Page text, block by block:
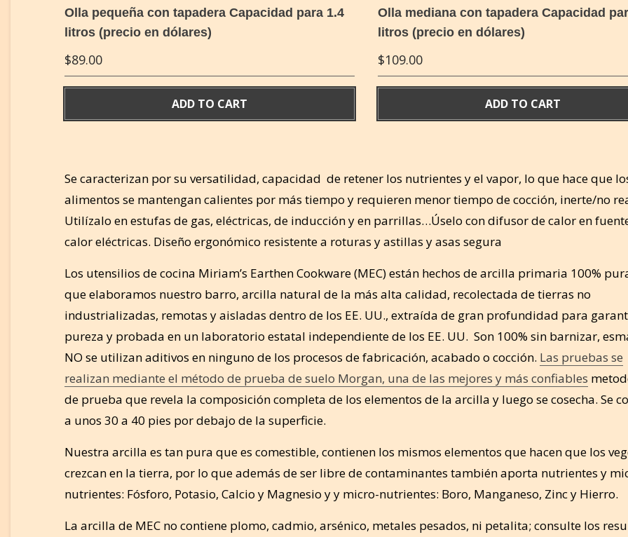
Olla pequeña con tapadera Capacidad para 1.4
litros (precio en dólares)
$89.00
ADD TO CART
Olla mediana con tapadera Capacidad
litros (precio en dólares)
$109.00
ADD TO CART
Se caracterizan por su versatilidad, capacidad de retener los nutrientes y el vapor, lo que hace que
alimentos se mantengan calientes por más tiempo y requieren menor tiempo de cocción, inerte/no
Utilízalo en estufas de gas, eléctricas, de inducción y en parrillas…Úselo con difusor de calor en
calor eléctricas. Diseño ergonómico resistente a roturas y astillas y asas segura
Los utensilios de cocina Miriam’s Earthen Cookware (MEC) están hechos de arcilla primaria 100%
que elaboramos nuestro barro, arcilla natural de la más alta calidad, recolectada de tierras no
industrializadas, remotas y aisladas dentro de los EE. UU., extraída de gran profundidad para
pureza y probada en un laboratorio estatal independiente de los EE. UU. Son 100% sin barnizar,
NO se utilizan aditivos en ninguno de los procesos de fabricación, acabado o cocción. Las pruebas se
realizan mediante el método de prueba de suelo Morgan, una de las mejores y más confiables
de prueba que revela la composición completa de los elementos de la arcilla y luego se cosecha. Se
a unos 30 a 40 pies por debajo de la superficie.
Nuestra arcilla es tan pura que es comestible, contienen los mismos elementos que hacen que los
crezcan en la tierra, por lo que además de ser libre de contaminantes también aporta nutrientes y
nutrientes: Fósforo, Potasio, Calcio y Magnesio y y micro-nutrientes: Boro, Manganeso, Zinc y Hierro.
La arcilla de MEC no contiene plomo, cadmio, arsénico, metales pesados, ni petalita; consulte los